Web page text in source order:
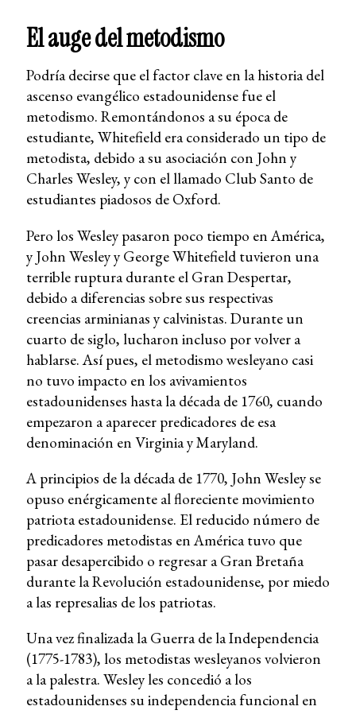
El auge del metodismo
Podría decirse que el factor clave en la historia del
ascenso evangélico estadounidense fue el
metodismo. Remontándonos a su época de
estudiante, Whitefield era considerado un tipo de
metodista, debido a su asociación con John y
Charles Wesley, y con el llamado Club Santo de
estudiantes piadosos de Oxford.
Pero los Wesley pasaron poco tiempo en América,
y John Wesley y George Whitefield tuvieron una
terrible ruptura durante el Gran Despertar,
debido a diferencias sobre sus respectivas
creencias arminianas y calvinistas. Durante un
cuarto de siglo, lucharon incluso por volver a
hablarse. Así pues, el metodismo wesleyano casi
no tuvo impacto en los avivamientos
estadounidenses hasta la década de 1760, cuando
empezaron a aparecer predicadores de esa
denominación en Virginia y Maryland.
A principios de la década de 1770, John Wesley se
opuso enérgicamente al floreciente movimiento
patriota estadounidense. El reducido número de
predicadores metodistas en América tuvo que
pasar desapercibido o regresar a Gran Bretaña
durante la Revolución estadounidense, por miedo
a las represalias de los patriotas.
Una vez finalizada la Guerra de la Independencia
(1775-1783), los metodistas wesleyanos volvieron
a la palestra. Wesley les concedió a los
estadounidenses su independencia funcional en